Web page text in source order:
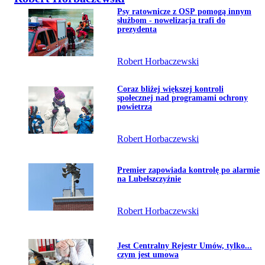
Temat dnia Przejdź do artykułu:
Psy ratownicze z OSP pomogą innym
służbom - nowelizacja trafi do
prezydenta
Robert Horbaczewski
Przejdź do artykułu:
Coraz bliżej większej kontroli
społecznej nad programami ochrony
powietrza
Robert Horbaczewski
Przejdź do artykułu:
Premier zapowiada kontrolę po alarmie
na Lubelszczyźnie
Robert Horbaczewski
Przejdź do artykułu:
Jest Centralny Rejestr Umów, tylko...
czym jest umowa